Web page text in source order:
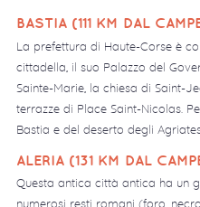
BASTIA (111 KM DAL
La prefettura di Haute-Corse è
cittadella, il suo Palazzo del
Sainte-Marie, la chiesa di Saint-
terrazze di Place Saint-Nicolas.
Bastia e del deserto degli
ALERIA (131 KM DAL
Questa antica città antica ha un
numerosi resti romani (foro,